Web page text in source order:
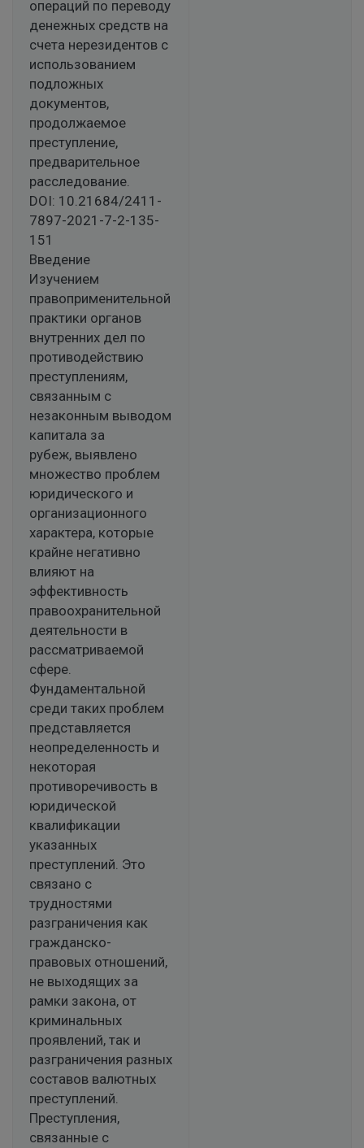
операций по переводу
денежных средств на
счета нерезидентов с
использованием
подложных
документов,
продолжаемое
преступление,
предварительное
расследование.
DOI: 10.21684/2411-
7897-2021-7-2-135-
151
Введение
Изучением
правоприменительной
практики органов
внутренних дел по
противодействию
преступлениям,
связанным с
незаконным выводом
капитала за
рубеж, выявлено
множество проблем
юридического и
организационного
характера, которые
крайне негативно
влияют на
эффективность
правоохранительной
деятельности в
рассматриваемой
сфере.
Фундаментальной
среди таких проблем
представляется
неопределенность и
некоторая
противоречивость в
юридической
квалификации
указанных
преступлений. Это
связано с
трудностями
разграничения как
гражданско-
правовых отношений,
не выходящих за
рамки закона, от
криминальных
проявлений, так и
разграничения разных
составов валютных
преступлений.
Преступления,
связанные с